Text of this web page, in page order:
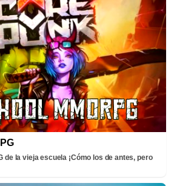
de la vieja escuela ¡Cómo los de antes, pero